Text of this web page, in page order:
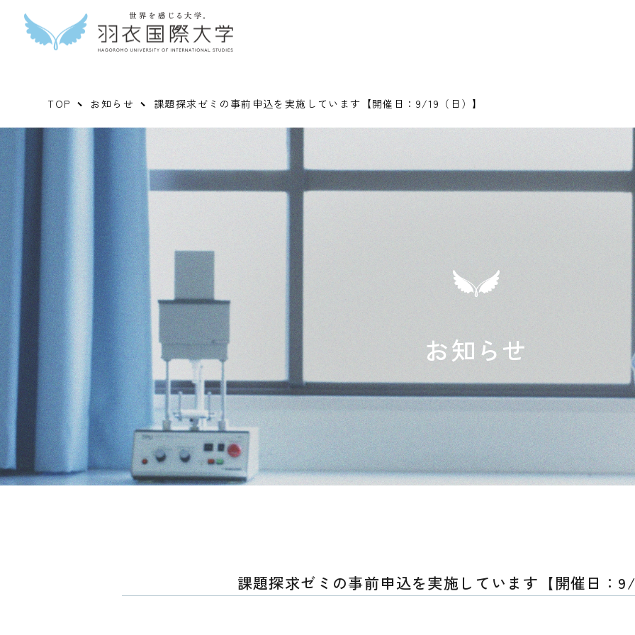
TOP お知らせ 課題探求ゼミの事前申込を実施しています【開催日：9/19（日）】
お知らせ
課題探求ゼミの事前申込を実施しています【開催日：